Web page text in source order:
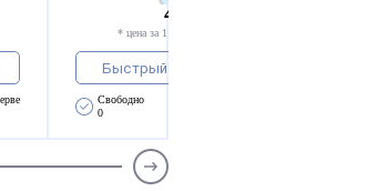
49.99 * ₽
* цена за 1 компл., зависит от оборота
Быстрый просмотр / Покупка
Свободно
0